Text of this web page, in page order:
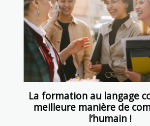
La formation au langage
meilleure manière de
l’humain !